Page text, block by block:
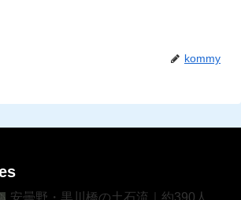
kommy
安曇野・黒川橋の土石流｜約390人